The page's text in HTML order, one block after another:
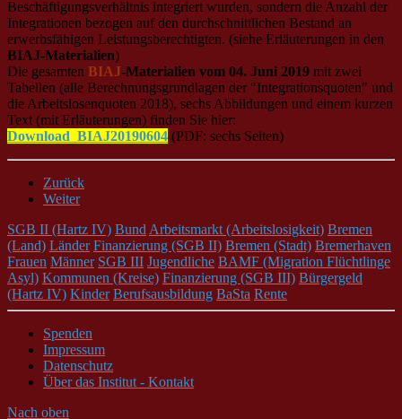
Beschäftigungsverhältnis integriert wurden, sondern die Anzahl der
Integrationen bezogen auf den durchschnittlichen Bestand an
erwerbsfähigen Leistungsberechtigten. (siehe Erläuterungen in den
BIAJ-Materialien)
Die gesamten BIAJ-Materialien vom 04. Juni 2019 mit zwei
Tabellen (alle Berechnungsgrundlagen der "Integrationsquoten" und
die Arbeitslosenquoten 2018), sechs Abbildungen und einem kurzen
Text (mit Erläuterungen) finden Sie hier:
Download_BIAJ20190604 (PDF: sechs Seiten)
Zurück
Weiter
SGB II (Hartz IV) Bund Arbeitsmarkt (Arbeitslosigkeit) Bremen
(Land) Länder Finanzierung (SGB II) Bremen (Stadt) Bremerhaven
Frauen Männer SGB III Jugendliche BAMF (Migration Flüchtlinge
Asyl) Kommunen (Kreise) Finanzierung (SGB III) Bürgergeld
(Hartz IV) Kinder Berufsausbildung BaSta Rente
Spenden
Impressum
Datenschutz
Über das Institut - Kontakt
Nach oben